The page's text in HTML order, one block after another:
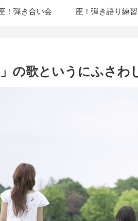
！弾き合い会 座！弾き語り練
」の歌というにふさ